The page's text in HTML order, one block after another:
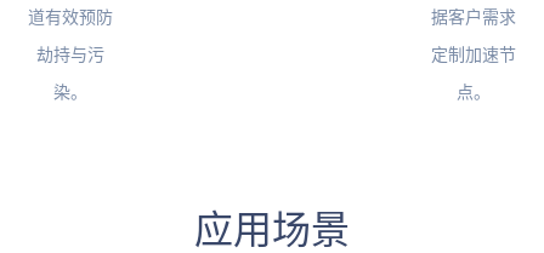
道有效预防
劫持与污
染。
据客户需求
定制加速节
点。
应用场景